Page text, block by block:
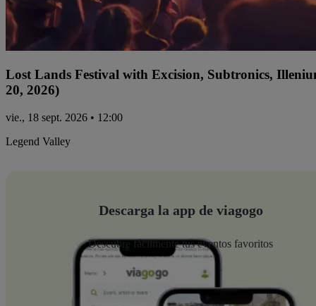
Lost Lands Festival with Excision, Subtronics,
20, 2026)
vie., 18 sept. 2026 • 12:00
Legend Valley
Descarga la app de viagogo
Descubre fácilmente tus eventos favoritos